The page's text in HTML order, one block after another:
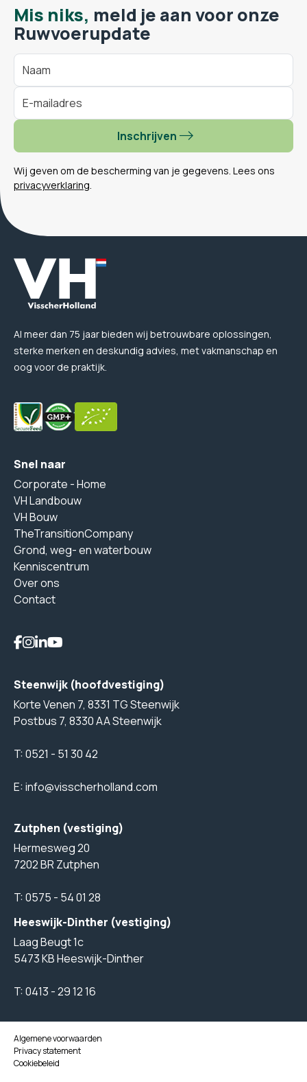
Mis niks, meld je aan voor onze
Ruwvoerupdate
Inschrijven
Wij geven om de bescherming van je gegevens. Lees ons
privacyverklaring
Al meer dan 75 jaar bieden wij betrouwbare oplossingen,
sterke merken en deskundig advies, met vakmanschap en
oog voor de praktijk.
Snel naar
Corporate - Home
VH Landbouw
VH Bouw
TheTransitionCompany
Grond, weg- en waterbouw
Kenniscentrum
Over ons
Contact
Steenwijk (hoofdvestiging)
Korte Venen 7, 8331 TG Steenwijk
Postbus 7, 8330 AA Steenwijk
T:0521 - 51 30 42
E:info@visscherholland.com
Zutphen (vestiging)
Hermesweg 20
7202 BR Zutphen
T:0575 - 54 01 28
Heeswijk-Dinther (vestiging)
Laag Beugt 1c
5473 KB Heeswijk-Dinther
T:0413 - 29 12 16
Algemene voorwaarden
Privacy statement
Cookiebeleid